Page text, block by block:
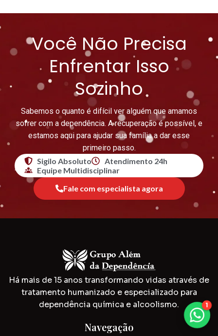
Você Não Precisa
Enfrentar Isso
Sozinho
Sabemos o quanto é difícil ver alguém que amamos
sofrer com a dependência. A recuperação é possível, e
estamos aqui para ajudar sua família a dar esse
primeiro passo.
Sigilo Absoluto
Atendimento 24h
Equipe Multidisciplinar
Fale com especialista agora
Há mais de 15 anos transformando vidas através de
tratamento humanizado e especializado para
dependência química e alcoolismo.
Navegação
1